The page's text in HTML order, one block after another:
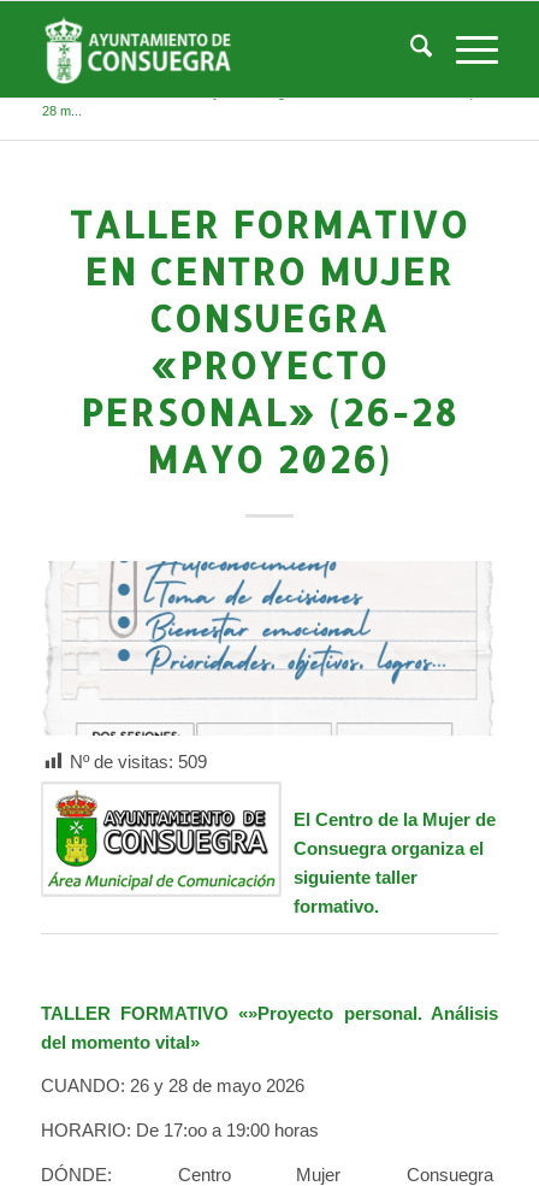
Noticias
Usted está aquí: Inicio / Noticias
Servicios Sociales
Centro de la Mujer / Actividades Centro Mujer
28 m...
TALLER FORMATIVO
EN CENTRO MUJER
CONSUEGRA
«PROYECTO
PERSONAL» (26-28
MAYO 2026)
Nº de visitas: 509
El Centro de la Mujer de
Consuegra organiza el
siguiente taller
formativo.
TALLER FORMATIVO «»Proyecto personal. Análisis
del momento vital»
CUANDO: 26 y 28 de mayo 2026
HORARIO: De 17:oo a 19:00 horas
DÓNDE: Centro Mujer Consuegra